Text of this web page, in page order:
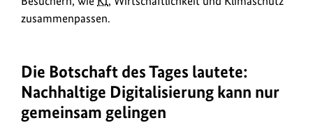
zusammenpassen.
Die Botschaft des Tages lautete:
Nachhaltige Digitalisierung kann nur
gemeinsam gelingen